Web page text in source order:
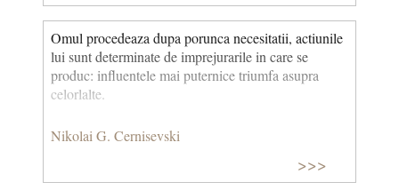
Omul procedeaza dupa porunca necesitatii, actiunile
lui sunt determinate de imprejurarile in care se
produc: influentele mai puternice triumfa asupra
celorlalte.
Nikolai G. Cernisevski
>>>